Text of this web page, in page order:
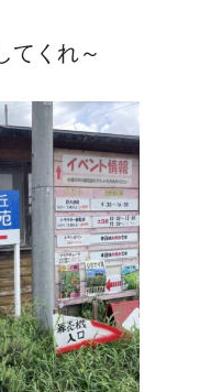
てくれ～